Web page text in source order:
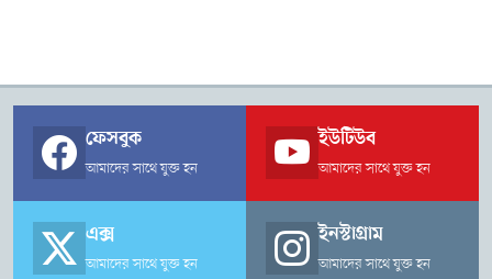
ফেসবুক
আমাদের সাথে যুক্ত হন
ইউটিউব
আমাদের সাথে যুক্ত হন
এক্স
আমাদের সাথে যুক্ত হন
ইনস্টাগ্রাম
আমাদের সাথে যুক্ত হন